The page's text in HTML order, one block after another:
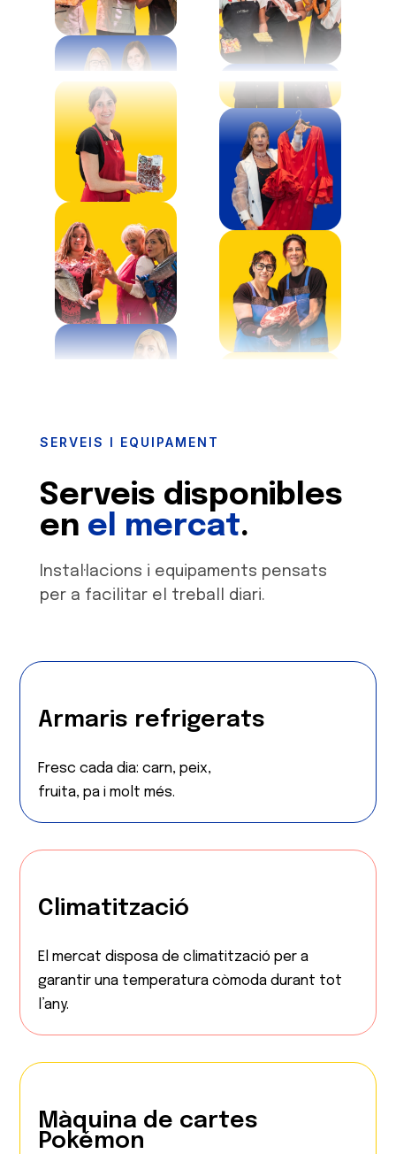
SERVEIS I EQUIPAMENT
Serveis disponibles
en el mercat.
Instal·lacions i equipaments pensats
per a facilitar el treball diari.
Armaris refrigerats
Fresc cada dia: carn, peix,
fruita, pa i molt més.
Climatització
El mercat disposa de climatització per a
garantir una temperatura còmoda durant tot
l’any.
Màquina de cartes
Pokémon